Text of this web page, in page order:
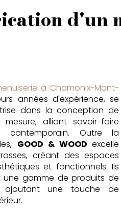
d'un
à Chamonix-Mont-
années d'expérience, se
dans la conception de
alliant savoir-faire
contemporain. Outre la
GOOD & WOOD excelle
créant des espaces
et fonctionnels. Ils
gamme de produits de
ajoutant une touche de